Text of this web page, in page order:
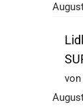
von